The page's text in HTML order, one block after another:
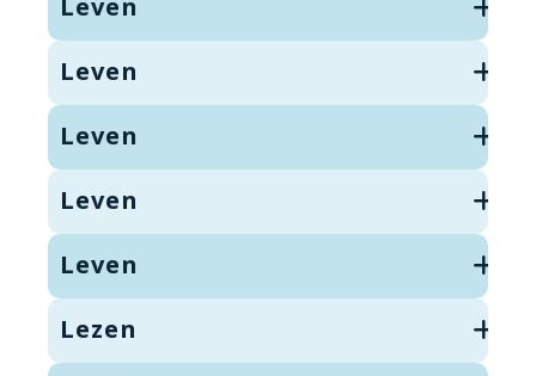
Leven
Leven
Leven
Leven
Leven
Lezen